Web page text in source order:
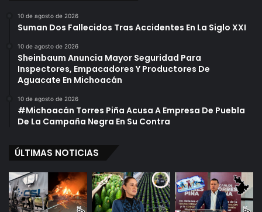
10 de agosto de 2026
Suman Dos Fallecidos Tras Accidentes En La Siglo XXI
10 de agosto de 2026
Sheinbaum Anuncia Mayor Seguridad Para
Inspectores, Empacadores Y Productores De
Aguacate En Michoacán
10 de agosto de 2026
#Michoacán Torres Piña Acusa A Empresa De Puebla
De La Campaña Negra En Su Contra
ÚLTIMAS NOTICIAS